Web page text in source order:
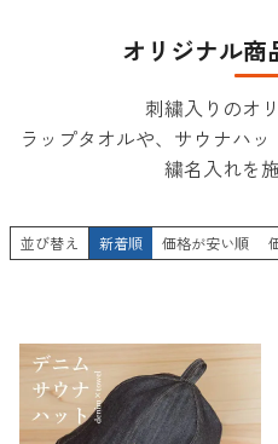
オリジナル商
刺繍入りのオ
ラップタオルや、サウナハ
繍名入れを
並び替え 新着順 価格が安い順